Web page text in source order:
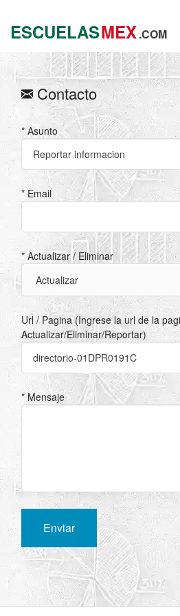
ESCUELASMEX.COM
Contacto
* Asunto
* Email
* Actualizar / Eliminar
Url / Pagina (Ingrese la url de la
Actualizar/Eliminar/Reportar)
* Mensaje
Enviar